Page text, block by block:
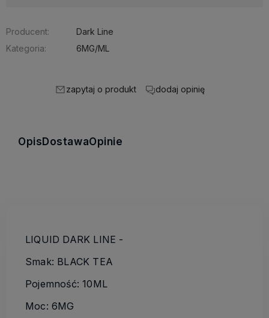
Producent:
Dark Line
Kategoria:
6MG/ML
zapytaj o produkt dodaj opinię
Opis DostawaOpinie
LIQUID DARK LINE -
Smak: BLACK TEA
Pojemność: 10ML
Moc: 6MG